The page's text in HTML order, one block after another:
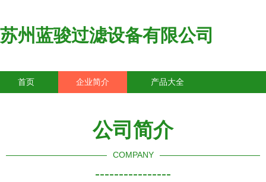
苏州蓝骏过滤设备有限公司
首页 企业简介 产品大全
公司简介
COMPANY
----------------